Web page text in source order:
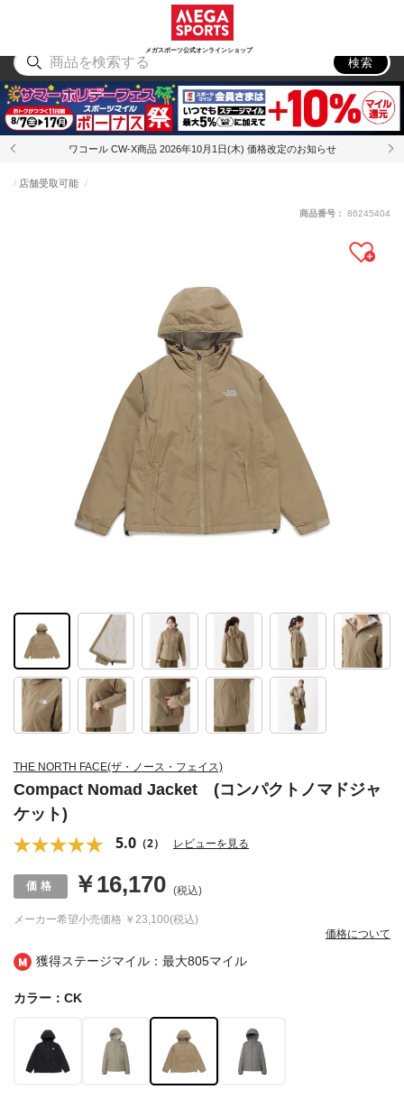
メガスポーツ公式オンラインショップ
アウトドア
検索
ワコール CW-X商品 2026年10月1日(木) 価格改定のお知らせ
獲得ステージマイル：最大805マイル
THE NORTH FACE(ザ・ノース・フェイス)
Compact Nomad Jacket (コンパクトノマドジャ
ケット)
5.0 （2） レビューを見る
店舗受取可能
メーカー希望小売価格 ￥23,100(税込)
￥16,170 (税込)
価格について
商品番号： 86245404
カラー：CK